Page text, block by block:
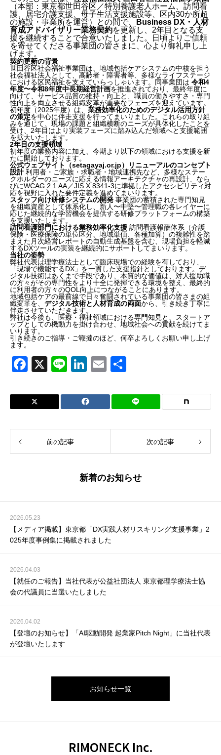
（本部：東京都世田谷区／特別養護老人ホーム、訪問看
護、居宅介護支援、母子生活支援施設等、区内30か所超
の施設・事業所を運営）との間で、
Business DX・人材
育成アドバイザリー業務契約を更新し、2年目となる支
援を継続することで合意いたしました。日頃よりご信頼
を寄せてくださる事業団の皆さまに、心より御礼申し上
げます。
契約更新の背景
世田谷区社会福祉事業団は、地域包括ケアシステムの中核を担う
社会福祉法人として、高齢者・障害者等、多様なライフステージ
における区民福祉を支えていらっしゃいます。同事業団は 令和4
年度〜令和8年度中長期経営計画を推進されており、最終年度に
向けて、サービス品質の維持・向上と、職員の働きやすさ・専門
性向上を両立させる組織変革が重要なフェーズを迎えています。
初年度（2025年度）は、 業務効率化のためのデジタル活用方針
の策定を中心に伴走支援を行ってまいりました。これらの取り組
みを通じて、現場の課題と組織横断のニーズが具体化したことを
受け、2年目はより実装フェーズに踏み込んだ領域へと支援範囲
を拡大いたします。
2年目の支援領域
初年度の業務内容に加え、今期より以下の領域における支援を新
たに開始しております。
公式ウェブサイト（setagayaj.or.jp）リニューアルのコンセプト
設計利用者・ご家族・求職者・地域連携先など、多様なステー
クホルダーのニーズに応える情報アーキテクチャの再設計、なら
びにWCAG 2.1 AA／JIS X 8341-3に準拠したアクセシビリティ対
応を視野に入れた要件定義を進めてまいります。
スタッフ向け研修システムの開発 事業団の蓄積された専門知見
を組織資産として体系化し、新人〜中堅〜管理職の各レイヤーに
応じた継続的な学習機会を提供する研修プラットフォームの構築
を支援いたします。
訪問看護部門における業務効率化支援 訪問看護報酬体系（介護
保険・医療保険の単位区分、地域単価、各種加算）の複雑性を踏
まえた月次経営レポートの自動生成基盤を含む、現場負担を軽減
するDXツールの実装を継続的にサポートしてまいります。
当社の姿勢
弊社代表は理学療法士として臨床現場での経験を有しており、
「現場で機能するDX」を一貫した支援指針としております。デ
ジタル技術はあくまで手段であり、本質的な価値は、対人援助職
の方々がその専門性をより十全に発揮できる環境を整え、最終的
に利用者の方々のQOL向上につながることにあります。
地域包括ケアの最前線で日々奮闘されている事業団の皆さまの組
織変革を、 デジタル技術と人材育成の両面から、引き続き丁寧に
伴走させていただきます。
弊社は今後も、医療・福祉領域における専門知見と、スタートア
ップとしての機動力を掛け合わせ、地域社会への貢献を続けてま
いります。
引き続きのご指導・ご鞭撻のほど、何卒よろしくお願い申し上げ
ます。
F
c
e
b
o
X
Li
e
Li
k
e
dI
E
ail
前の記事 次の記事
新着のお知らせ
2026.05.23
【メディア掲載】東京都「DX実践人材リスキリング支援事業」2
025年度事例集に掲載されました
2026.04.03
【就任のご報告】当社代表が公益社団法人 東京都理学療法士協
会の代議員に当選いたしました
2026.04.02
【登壇のお知らせ】「AI駆動開発 起業家Pitch Night」に当社代表
が登壇いたします
お知らせ一覧
RIMONECK Inc.